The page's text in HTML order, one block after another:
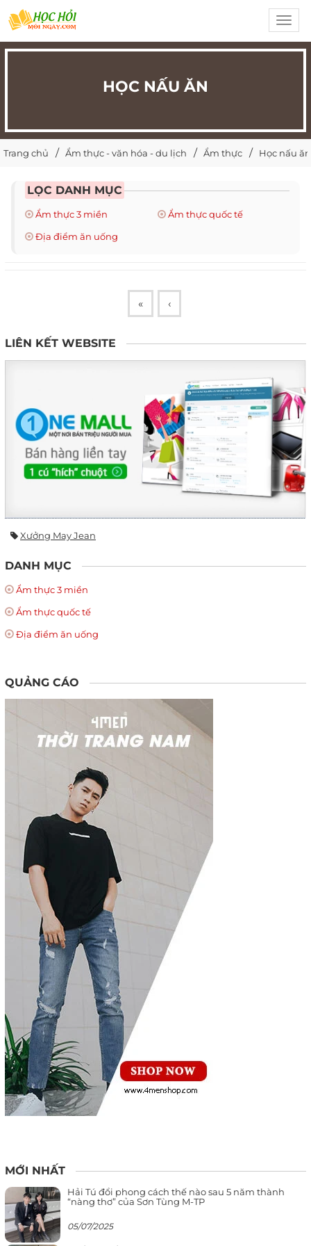
HỌC NẤU ĂN
Trang chủ Ẩm thực - văn hóa - du lịch Ẩm thực Học nấu ăn
LỌC DANH MỤC
Ẩm thực 3 miền
Ẩm thực quốc tế
Địa điểm ăn uống
« ‹
LIÊN KẾT WEBSITE
Xưởng May Jean
DANH MỤC
Ẩm thực 3 miền
Ẩm thực quốc tế
Địa điểm ăn uống
QUẢNG CÁO
MỚI NHẤT
Hải Tú đổi phong cách thế nào sau 5 năm thành
“nàng thơ” của Sơn Tùng M-TP
05/07/2025